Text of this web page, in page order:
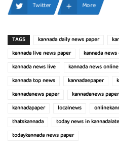
Twitter
More
TAGS kannada daily news paper
kannada live news paper
kannada
kannada news live
kannada news
kannada top news
kannadaepaper
kannadanews paper
kannadanews
kannadapaper
localnews
thatskannada
today news in
todaykannada news paper